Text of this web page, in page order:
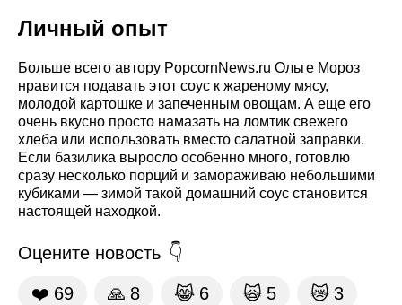
Личный опыт
Больше всего автору PopcornNews.ru Ольге Мороз
нравится подавать этот соус к жареному мясу,
молодой картошке и запеченным овощам. А еще его
очень вкусно просто намазать на ломтик свежего
хлеба или использовать вместо салатной заправки.
Если базилика выросло особенно много, готовлю
сразу несколько порций и замораживаю небольшими
кубиками — зимой такой домашний соус становится
настоящей находкой.
Оцените новость
❤️ 69 🙏 8 😹 6 🙀 5 😿 3